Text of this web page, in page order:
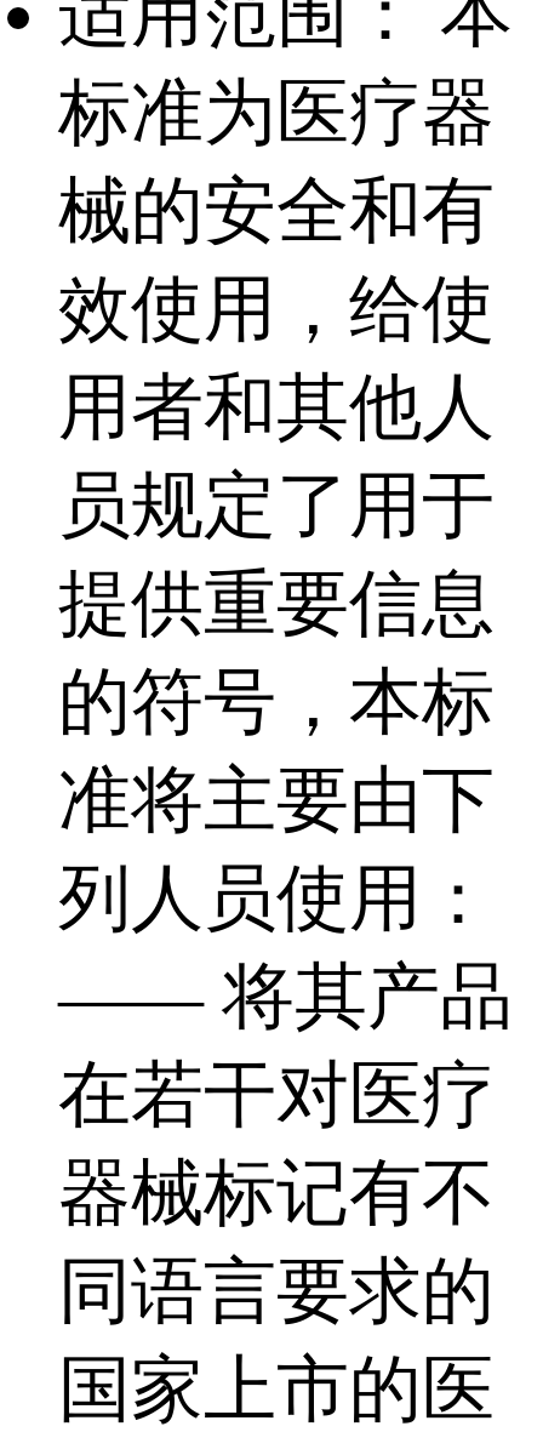
标准为医疗器
械的安全和有
效使用，给使
用者和其他人
员规定了用于
提供重要信息
的符号，本标
准将主要由下
列人员使用：
—— 将其产品
在若干对医疗
器械标记有不
同语言要求的
国家上市的医